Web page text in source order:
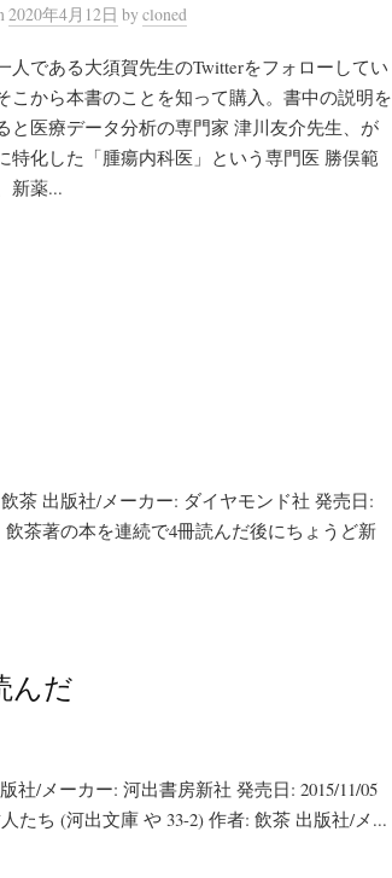
2020年4月12日 by cloned
人である大須賀先生のTwitterをフォローしてい
こから本書のことを知って購入。書中の説明を
と医療データ分析の専門家 津川友介先生、が
特化した「腫瘍内科医」という専門医 勝俣範
新薬...
茶 出版社/メーカー: ダイヤモンド社 発売日:
茶著の本を連続で4冊読んだ後にちょうど新
んだ
/メーカー: 河出書房新社 発売日: 2015/11/05
たち (河出文庫 や 33-2) 作者: 飲茶 出版社/メ...